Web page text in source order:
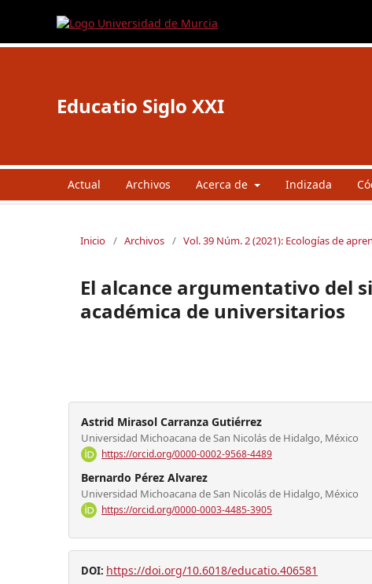
Educatio Siglo XXI
Actual Archivos Acerca de Indizada
Inicio / Archivos / Vol. 39 Núm. 2 (2021): Ecologías de
El alcance argumentativo del
académica de universitarios
Astrid Mirasol Carranza Gutiérrez
Universidad Michoacana de San Nicolás de Hidalgo, México
https://orcid.org/0000-0002-9568-4489
Bernardo Pérez Alvarez
Universidad Michoacana de San Nicolás de Hidalgo, México
https://orcid.org/0000-0003-4485-3905
DOI: https://doi.org/10.6018/educatio.406581